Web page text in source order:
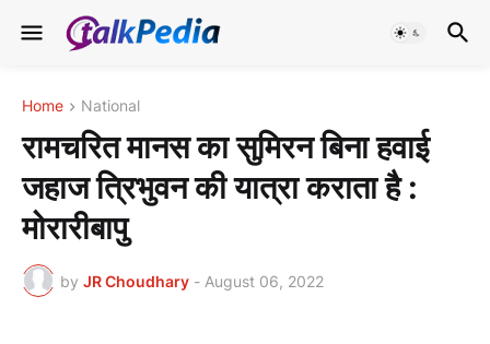
Home National
रामचरित मानस का सुमिरन बिना हवाई
जहाज त्रिभुवन की यात्रा कराता है :
मोरारीबापु
by JR Choudhary - August 06, 2022